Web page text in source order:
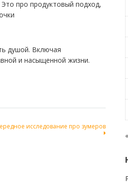
про продуктовый подход,
душой. Включая
и насыщенной жизни.
исследование про зумеров